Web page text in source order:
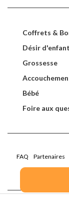
Coffrets &
Désir d'enfant
Grossesse
Bébé
Foire aux
FAQ Partenaires